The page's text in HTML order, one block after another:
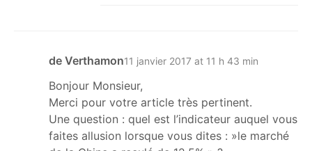
de Verthamon11 janvier 2017 at 11 h 43 min
Bonjour Monsieur,
Merci pour votre article très pertinent.
Une question : quel est l’indicateur auquel vous
faites allusion lorsque vous dites : »le marché